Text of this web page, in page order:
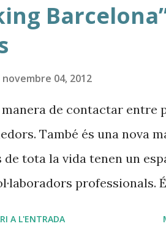
el que es oferim. Un
fet per professionals
senzill, minimalista i net.
novembre 04, 2012
de contactar entre
També és una nova
tota la vida tenen un
professionals.
A L'ENTRADA